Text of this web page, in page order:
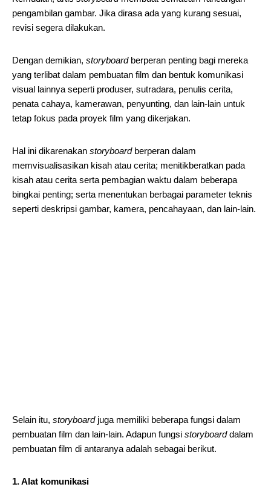
pengambilan gambar. Jika dirasa ada yang kurang sesuai,
revisi segera dilakukan.
Dengan demikian, storyboardberperan penting bagi mereka
yang terlibat dalam pembuatan film dan bentuk komunikasi
visual lainnya seperti produser, sutradara, penulis cerita,
penata cahaya, kamerawan, penyunting, dan lain-lain untuk
tetap fokus pada proyek film yang dikerjakan.
Hal ini dikarenakan storyboardberperan dalam
memvisualisasikan kisah atau cerita; menitikberatkan pada
kisah atau cerita serta pembagian waktu dalam beberapa
bingkai penting; serta menentukan berbagai parameter teknis
seperti deskripsi gambar, kamera, pencahayaan, dan lain-lain.
Selain itu, storyboardjuga memiliki beberapa fungsi dalam
pembuatan film dan lain-lain. Adapun fungsi storyboarddalam
pembuatan film di antaranya adalah sebagai berikut.
1. Alat komunikasi